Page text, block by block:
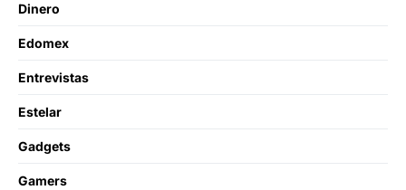
Dinero
Edomex
Entrevistas
Estelar
Gadgets
Gamers